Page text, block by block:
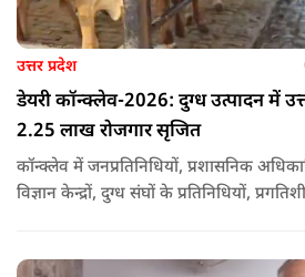
उत्तर प्रदेश
डेयरी कॉन्क्लेव-2026: दुग्ध उत्पादन में
2.25 लाख रोजगार सृजित
कॉन्क्लेव में जनप्रतिनिधियों, प्रशासनिक
विज्ञान केन्द्रों, दुग्ध संघों के प्रतिनिधियों,